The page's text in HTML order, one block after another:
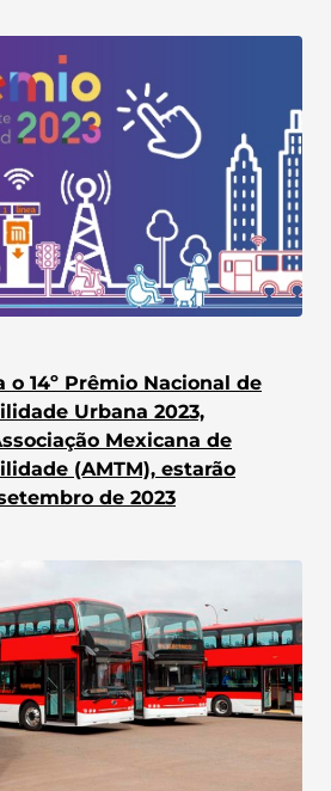
o 14º Prêmio Nacional de
Urbana 2023,
Mexicana de
(AMTM), estarão
de 2023